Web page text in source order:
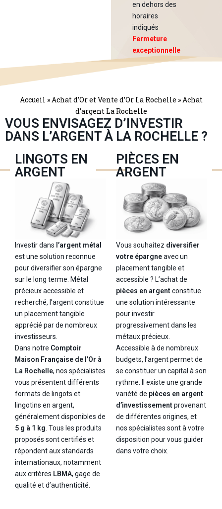
en dehors des
horaires
indiqués
Fermeture
exceptionnelle
du 3 au 16
Accueil »Achat d’Or et Vente d’Or La Rochelle »Achat
d’argent La Rochelle
VOUS ENVISAGEZ D’INVESTIR
DANS L’ARGENT À LA ROCHELLE ?
LINGOTS EN
ARGENT
Investir dans l’argent métal
est une solution reconnue
pour diversifier son épargne
sur le long terme. Métal
précieux accessible et
recherché, l’argent constitue
un placement tangible
apprécié par de nombreux
investisseurs.
Dans notre Comptoir
Maison Française de l’Or à
La Rochelle, nos spécialistes
vous présentent différents
formats de lingots et
lingotins en argent,
généralement disponibles de
5 g à 1 kg . Tous les produits
proposés sont certifiés et
répondent aux standards
internationaux, notamment
aux critères LBMA, gage de
qualité et d’authenticité.
PIÈCES EN
ARGENT
Vous souhaitez diversifier
votre épargneavec un
placement tangible et
accessible ? L’achat de
pièces en argentconstitue
une solution intéressante
pour investir
progressivement dans les
métaux précieux.
Accessible à de nombreux
budgets, l’argent permet de
se constituer un capital à son
rythme. Il existe une grande
variété de pièces en argent
d’investissementprovenant
de différentes origines, et
nos spécialistes sont à votre
disposition pour vous guider
dans votre choix.